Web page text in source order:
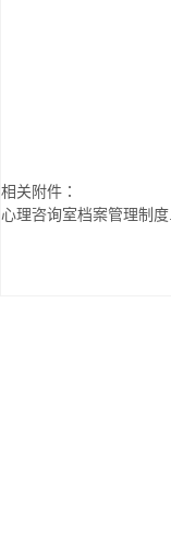
相关附件：
心理咨询室档案管理制度